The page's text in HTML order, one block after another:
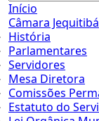
Início
Câmara Jequitibá
História
Parlamentares
Servidores
Mesa Diretora
Comissões
Estatuto do